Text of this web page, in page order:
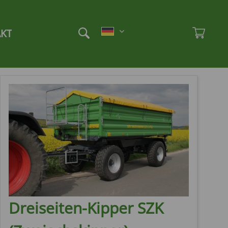
Dreiseiten-Kipper SZK